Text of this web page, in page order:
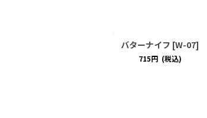
バターナイフ [W-07]
715円 (税込)